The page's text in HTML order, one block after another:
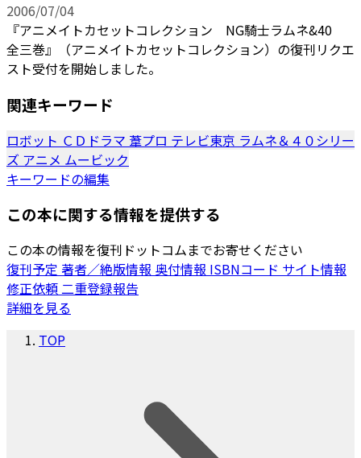
2006/07/04
『アニメイトカセットコレクション NG騎士ラムネ&40
全三巻』（アニメイトカセットコレクション）の復刊リクエ
スト受付を開始しました。
関連キーワード
ロボット ＣＤドラマ 葦プロ テレビ東京 ラムネ＆４０シリー
ズ アニメ ムービック
キーワードの編集
この本に関する情報を提供する
この本の情報を復刊ドットコムまでお寄せください
復刊予定 著者／絶版情報 奥付情報 ISBNコード サイト情報
修正依頼二重登録報告
詳細を見る
TOP